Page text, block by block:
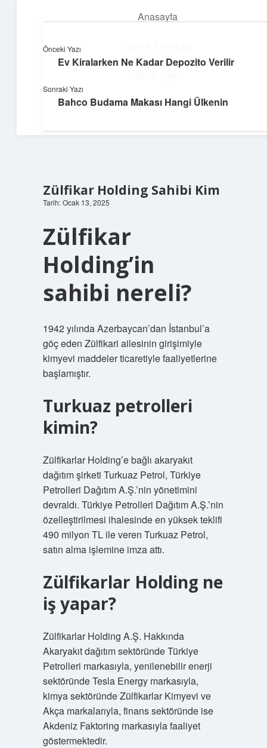
Anasayfa
Hakkımızda
Yumuşak Teknoloji Rehberi
Dijital dünyada huzurlu bir yolculuk!
Zülfikar Holding Sahibi Kim
Tarih: Ocak 13, 2025
Zülfikar
Holding’in
sahibi nereli?
1942 yılında Azerbaycan’dan İstanbul’a
göç eden Zülfikari ailesinin girişimiyle
kimyevi maddeler ticaretiyle faaliyetlerine
başlamıştır.
Turkuaz petrolleri
kimin?
Zülfikarlar Holding’e bağlı akaryakıt
dağıtım şirketi Turkuaz Petrol, Türkiye
Petrolleri Dağıtım A.Ş.’nin yönetimini
devraldı. Türkiye Petrolleri Dağıtım A.Ş.’nin
özelleştirilmesi ihalesinde en yüksek teklifi
490 milyon TL ile veren Turkuaz Petrol,
satın alma işlemine imza attı.
Zülfikarlar Holding ne
iş yapar?
Zülfikarlar Holding A.Ş. Hakkında
Akaryakıt dağıtım sektöründe Türkiye
Petrolleri markasıyla, yenilenebilir enerji
sektöründe Tesla Energy markasıyla,
kimya sektöründe Zülfikarlar Kimyevi ve
Akça markalarıyla, finans sektöründe ise
Akdeniz Faktoring markasıyla faaliyet
göstermektedir.
Önceki Yazı
Ev Kiralarken Ne Kadar Depozito Verilir
Sonraki Yazı
Bahco Budama Makası Hangi Ülkenin